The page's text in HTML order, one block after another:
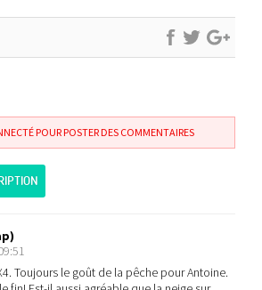
POUR POSTER DES COMMENTAIRES
Toujours le goût de la pêche pour Antoine.